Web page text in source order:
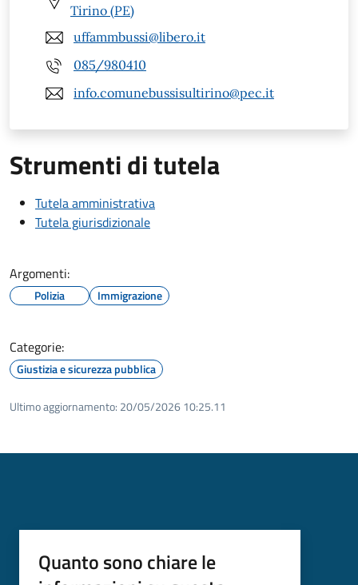
Tirino (PE)
uffammbussi@libero.it
085/980410
info.comunebussisultirino@pec.it
Strumenti di tutela
Tutela amministrativa
Tutela giurisdizionale
Argomenti:
Polizia Immigrazione
Categorie:
Giustizia e sicurezza pubblica
Ultimo aggiornamento: 20/05/2026 10:25.11
Quanto sono chiare le